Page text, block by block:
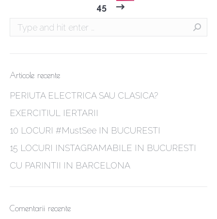
45
Search:
Articole recente
PERIUTA ELECTRICA SAU CLASICA?
EXERCITIUL IERTARII
10 LOCURI #MustSee IN BUCURESTI
15 LOCURI INSTAGRAMABILE IN BUCURESTI
CU PARINTII IN BARCELONA
Comentarii recente